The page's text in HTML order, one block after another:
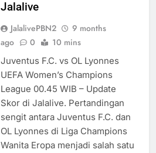
Jalalive
JalalivePBN2
9 months
ago
0 10 mins
Juventus F.C. vs OL Lyonnes
UEFA Women’s Champions
League 00.45 WIB – Update
Skor di Jalalive. Pertandingan
sengit antara Juventus F.C. dan
OL Lyonnes di Liga Champions
Wanita Eropa menjadi salah satu